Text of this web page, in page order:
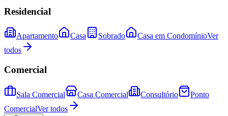
Residencial
Apartamento Casa Sobrado Casa em CondomínioVer
todos
Comercial
Sala Comercial Casa Comercial Consultório
Ponto
ComercialVer todos